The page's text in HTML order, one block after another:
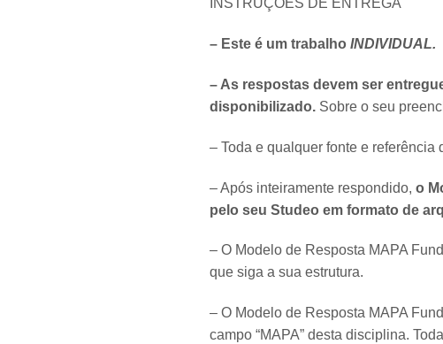
INSTRUÇÕES DE ENTREGA
– Este é um trabalho INDIVIDUAL.
– As respostas devem ser
disponibilizado. Sobre o seu
– Toda e qualquer fonte e
– Após inteiramente respondido, o
pelo seu Studeo em formato de
– O Modelo de Resposta MAPA
que siga a sua estrutura.
– O Modelo de Resposta MAPA
campo “MAPA” desta disciplina.